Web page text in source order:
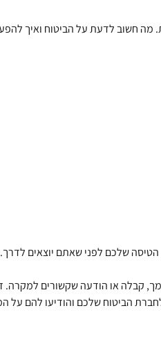
מה חשוב לדעת על הביטוח ואיך
הטיסה שלכם לפני שאתם יוצאים
קבלה או הודעה שקשורים למקרה.
הביטוח שלכם והודיעו להם על